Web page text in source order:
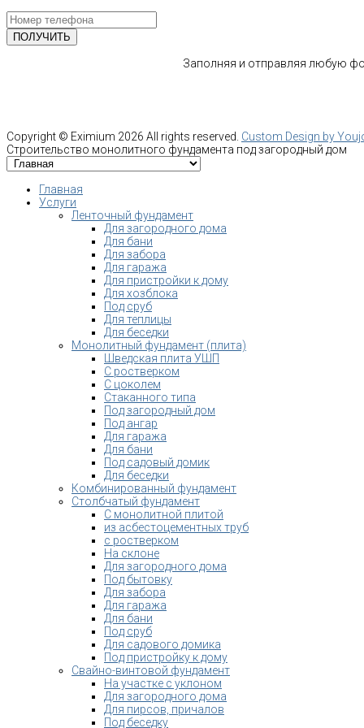
Заполняя и отправляя любую
Copyright © Eximium 2026 All rights reserved. Custom Design by
Строительство монолитного фундамента под загородный дом
Главная
Услуги
Ленточный фундамент
Для загородного дома
Для бани
Для забора
Для гаража
Для пристройки к дому
Для хозблока
Под сруб
Для теплицы
Для беседки
Монолитный фундамент (плита)
Шведская плита УШП
С ростверком
С цоколем
Стаканного типа
Под загородный дом
Под ангар
Для гаража
Для бани
Под садовый домик
Для беседки
Комбинированный фундамент
Столбчатый фундамент
С монолитной плитой
из асбестоцементных труб
с ростверком
На склоне
Для загородного дома
Под бытовку
Для забора
Для гаража
Для бани
Под сруб
Для садового домика
Под пристройку к дому
Свайно-винтовой фундамент
На участке с уклоном
Для загородного дома
Для пирсов, причалов
Под беседку